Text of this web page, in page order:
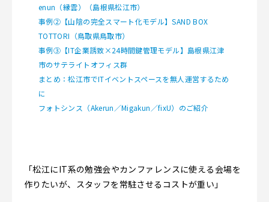
enun（縁雲）（島根県松江市）
事例②【山陰の完全スマート化モデル】SAND BOX
TOTTORI（鳥取県鳥取市）
事例③【IT企業誘致×24時間鍵管理モデル】島根県江津
市のサテライトオフィス群
まとめ：松江市でITイベントスペースを無人運営するため
に
フォトシンス（Akerun／Migakun／fixU）のご紹介
「松江にIT系の勉強会やカンファレンスに使える会場を
作りたいが、スタッフを常駐させるコストが重い」